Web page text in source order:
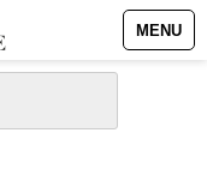
MENU